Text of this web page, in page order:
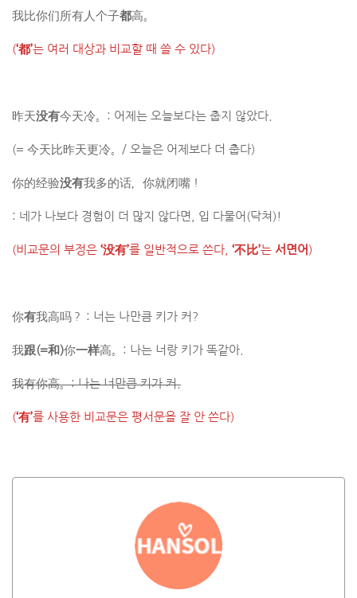
我比你们所有人个子都高。
(‘都’는 여러 대상과 비교할 때 쓸 수 있다)
昨天没有​今天冷。: 어제는 오늘보다는 춥지 않았다.
(= 今天比昨天更冷。/ 오늘은 어제보다 더 춥다)
你的经验没有​我多的话，你就闭嘴！
: 네가 나보다 경험이 더 많지 않다면, 입 다물어(닥쳐)!
(비교문의 부정은 ‘没有’를 일반적으로 쓴다, ‘不比’는 서면어 )
你有​我高吗？ : 너는 나만큼 키가 커?
我跟(=和 )你一样高。: 나는 너랑 키가 똑같아.
我有你高。: 나는 너만큼 키가 커.
(‘有’를 사용한 비교문은 평서문을 잘 안 쓴다)